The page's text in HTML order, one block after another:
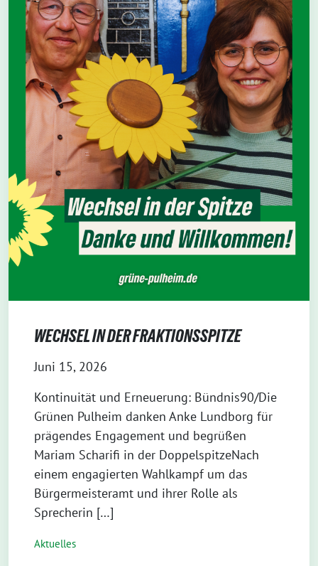
WECHSEL IN DER FRAKTIONSSPITZE
Juni 15, 2026
Kontinuität und Erneuerung: Bündnis90/Die
Grünen Pulheim danken Anke Lundborg für
prägendes Engagement und begrüßen
Mariam Scharifi in der DoppelspitzeNach
einem engagierten Wahlkampf um das
Bürgermeisteramt und ihrer Rolle als
Sprecherin […]
Aktuelles